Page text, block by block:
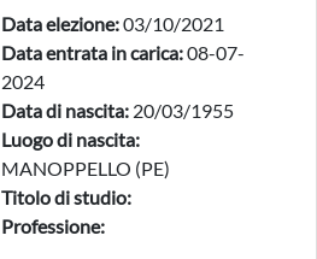
Data elezione:03/10/2021
Data entrata in carica:08-07-
2024
Data di nascita: 20/03/1955
Luogo di nascita:
MANOPPELLO (PE)
Titolo di studio:
Professione: